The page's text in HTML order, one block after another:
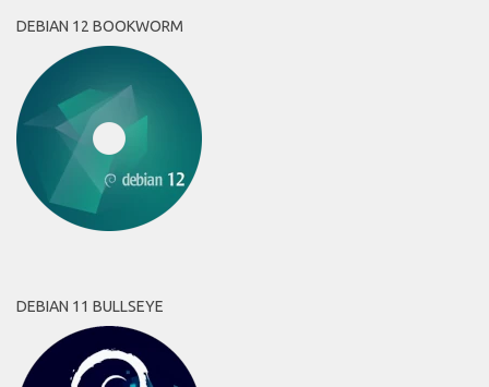
DEBIAN 12 BOOKWORM
DEBIAN 11 BULLSEYE